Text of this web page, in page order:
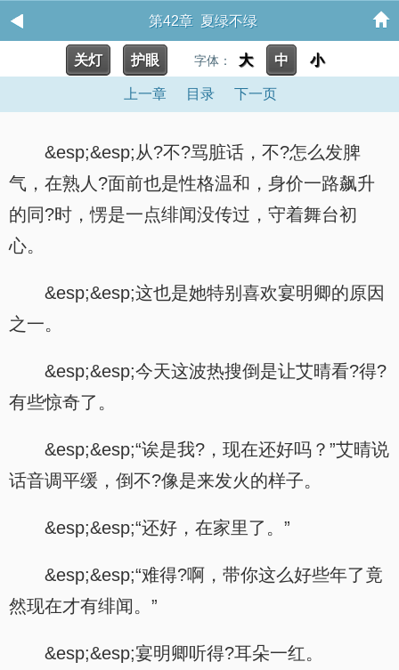
第42章 夏绿不绿
关灯 护眼 字体： 大 中 小
上一章 目录 下一页
&esp;&esp;从?不?骂脏话，不?怎么发脾
气，在熟人?面前也是性格温和，身价一路飙升
的同?时，愣是一点绯闻没传过，守着舞台初
心。
&esp;&esp;这也是她特别喜欢宴明卿的原因
之一。
&esp;&esp;今天这波热搜倒是让艾晴看?得?
有些惊奇了。
&esp;&esp;“诶是我?，现在还好吗？”艾晴说
话音调平缓，倒不?像是来发火的样子。
&esp;&esp;“还好，在家里了。”
&esp;&esp;“难得?啊，带你这么好些年了竟
然现在才有绯闻。”
&esp;&esp;宴明卿听得?耳朵一红。